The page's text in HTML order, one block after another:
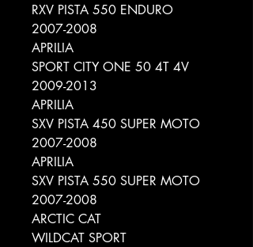
RXV PISTA 550 ENDURO
2007-2008
APRILIA
SPORT CITY ONE 50 4T 4V
2009-2013
APRILIA
SXV PISTA 450 SUPER MOTO
2007-2008
APRILIA
SXV PISTA 550 SUPER MOTO
2007-2008
ARCTIC CAT
WILDCAT SPORT